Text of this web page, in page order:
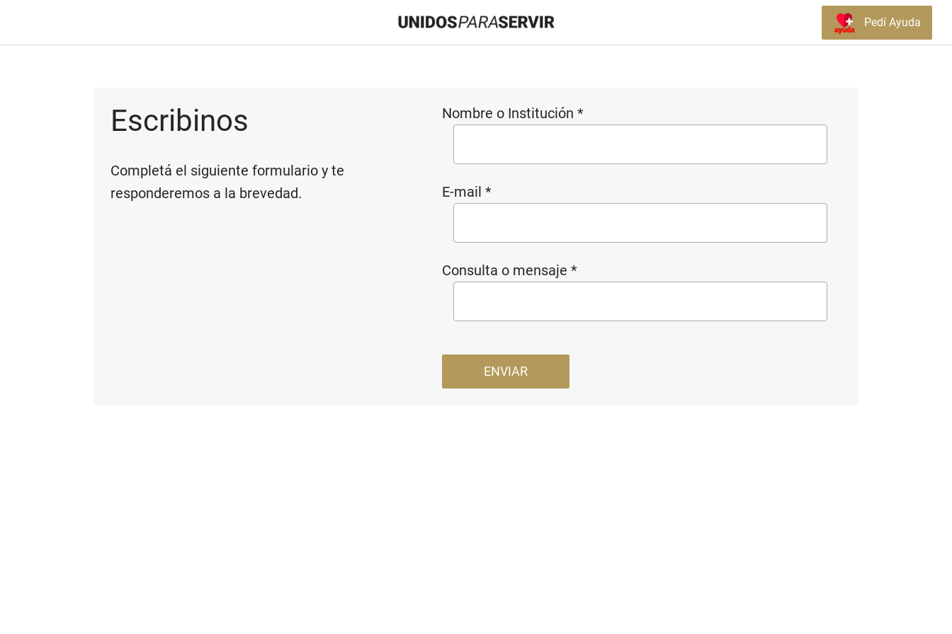
Pedí Ayuda
Escribinos
Completá el siguiente formulario y te
responderemos a la brevedad.
Nombre o Institución *
E-mail *
Consulta o mensaje *
ENVIAR